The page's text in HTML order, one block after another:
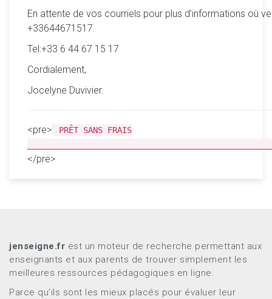
En attente de vos courriels pour plus d’informations où
+33644671517.
Tel:+33 6 44 67 15 17
Cordialement,
Jocelyne Duvivier.
<pre>
PRÊT SANS FRAIS
</pre>
jenseigne.fr est un moteur de recherche permettant aux
enseignants et aux parents de trouver simplement les
meilleures ressources pédagogiques en ligne.
Parce qu’ils sont les mieux placés pour évaluer leur